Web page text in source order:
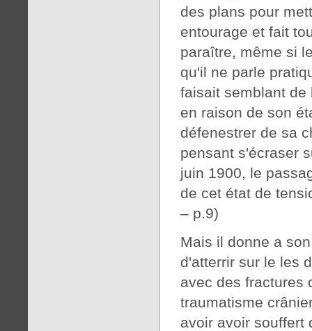
des plans pour
entourage et fait
paraître, même si
qu'il ne parle
faisait semblant de
en raison de son
défenestrer de sa
pensant s'écraser
juin 1900, le
de cet état de
– p.9)
Mais il donne a
d'atterrir sur le les
avec des fractures
traumatisme
avoir avoir souffert